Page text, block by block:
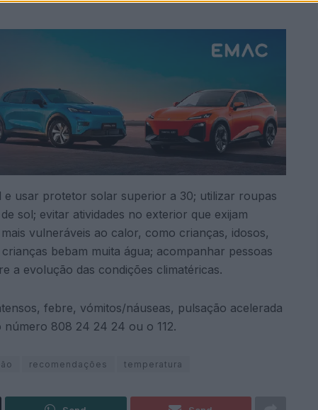
e usar protetor solar superior a 30; utilizar roupas
sol; evitar atividades no exterior que exijam
vulneráveis ao calor, como crianças, idosos,
bebam muita água; acompanhar pessoas
a evolução das condições climatéricas.
febre, vómitos/náuseas, pulsação acelerada
808 24 24 24 ou o 112.
recomendações temperatura